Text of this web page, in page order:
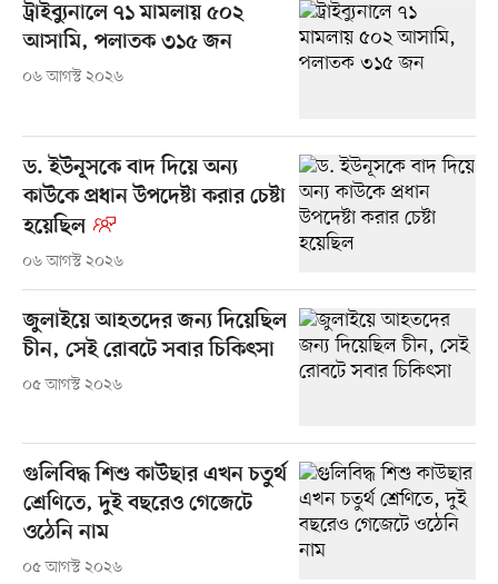
ট্রাইব্যুনালে ৭১ মামলায় ৫০২
আসামি, পলাতক ৩১৫ জন
০৬ আগস্ট ২০২৬
ড. ইউনূসকে বাদ দিয়ে অন্য
কাউকে প্রধান উপদেষ্টা করার চেষ্টা
হয়েছিল
০৬ আগস্ট ২০২৬
জুলাইয়ে আহতদের জন্য দিয়েছিল
চীন, সেই রোবটে সবার চিকিৎসা
০৫ আগস্ট ২০২৬
গুলিবিদ্ধ শিশু কাউছার এখন চতুর্থ
শ্রেণিতে, দুই বছরেও গেজেটে
ওঠেনি নাম
০৫ আগস্ট ২০২৬